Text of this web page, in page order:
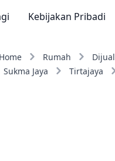
Kebijakan Pribadi
Home Rumah Dijual
Sukma Jaya
Tirtajaya